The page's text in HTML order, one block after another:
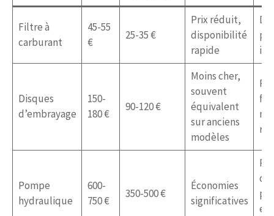
Filtre à
carburant
45-55
€
25-35 €
Prix réduit,
disponibilité
rapide
Disques
d’embrayage
150-
180 €
90-120 €
Moins cher,
souvent
équivalent
sur anciens
modèles
Pompe
hydraulique
600-
750 €
350-500 €
Économies
significatives
de
en